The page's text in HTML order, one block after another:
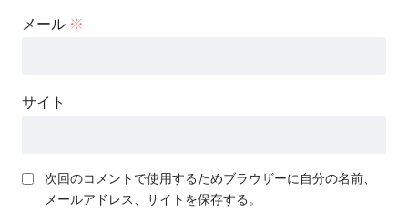
メール ※
サイト
次回のコメントで使用するためブラウザーに自分の名前、
メールアドレス、サイトを保存する。